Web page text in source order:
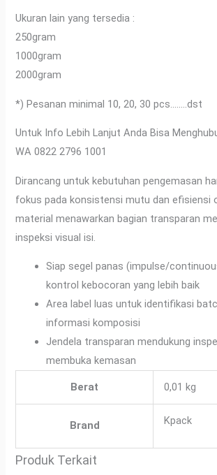
Ukuran lain yang tersedia :
250gram
1000gram
2000gram
*) Pesanan minimal 10, 20, 30 pcs……..dst
Untuk Info Lebih Lanjut Anda Bisa
WA 0822 2796 1001
Dirancang untuk kebutuhan pengemasan
fokus pada konsistensi mutu dan efisiensi
material menawarkan bagian transparan
inspeksi visual isi.
Siap segel panas (impulse/
kontrol kebocoran yang lebih baik
Area label luas untuk identifikasi
informasi komposisi
Jendela transparan mendukung
membuka kemasan
Berat 0,01 kg
Brand Kpack
Produk Terkait